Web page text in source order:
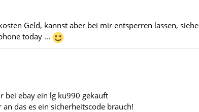
Geld, kannst aber bei mir entsperren lassen, siehe
today ...
bei ebay ein lg ku990 gekauft
das es ein sicherheitscode brauch!